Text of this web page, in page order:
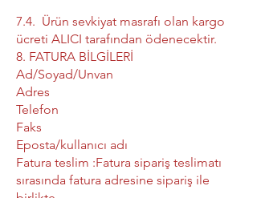
7.4. Ürün sevkiyat masrafı olan kargo
ücreti ALICI tarafından ödenecektir.
8. FATURA BİLGİLERİ
Ad/Soyad/Unvan
Adres
Telefon
Faks
Eposta/kullanıcı adı
Fatura teslim :Fatura sipariş teslimatı
sırasında fatura adresine sipariş ile